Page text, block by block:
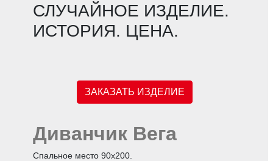
СЛУЧАЙНОЕ ИЗДЕЛИЕ.
ИСТОРИЯ. ЦЕНА.
ЗАКАЗАТЬ ИЗДЕЛИЕ
Диванчик Вега
Спальное место 90х200.